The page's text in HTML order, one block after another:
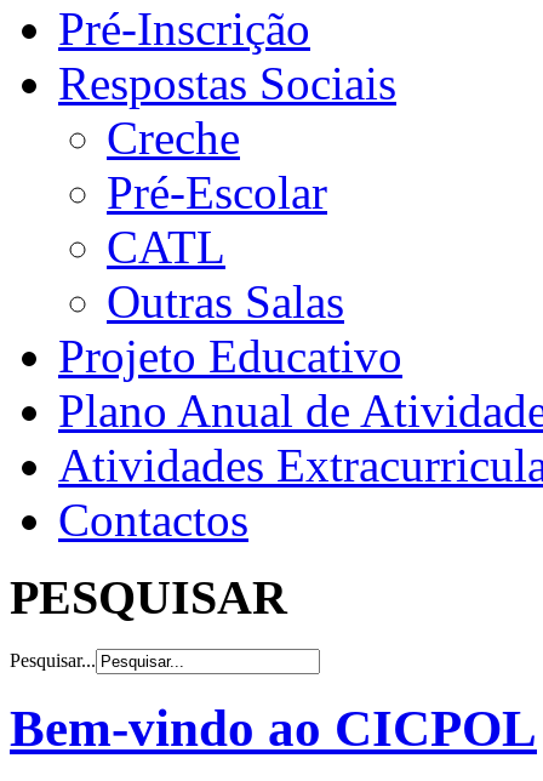
Pré-Inscrição
Respostas Sociais
Creche
Pré-Escolar
CATL
Outras Salas
Projeto Educativo
Plano Anual de
Atividades
Contactos
PESQUISAR
Pesquisar...
Bem-vindo ao CICPOL